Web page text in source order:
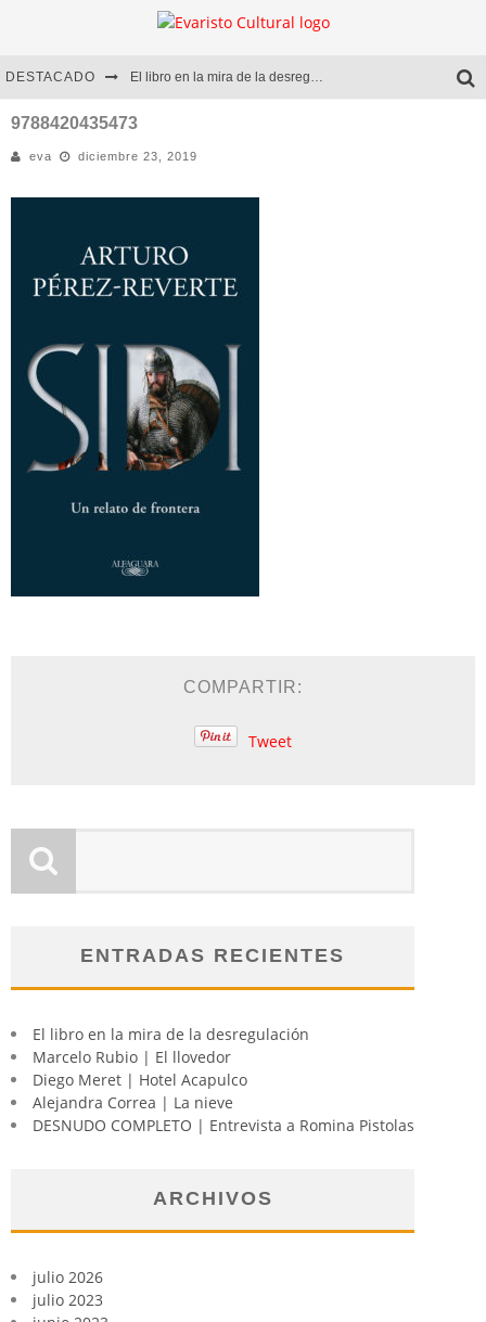
DESTACADO El libro en la mira de la desregulación
Marcelo Rubio | El llovedor
Diego Meret | Hotel Acapulco
9788420435473
eva diciembre 23, 2019
COMPARTIR:
Tweet
ENTRADAS RECIENTES
El libro en la mira de la desregulación
Marcelo Rubio | El llovedor
Diego Meret | Hotel Acapulco
Alejandra Correa | La nieve
DESNUDO COMPLETO | Entrevista a Romina Pistolas
ARCHIVOS
julio 2026
julio 2023